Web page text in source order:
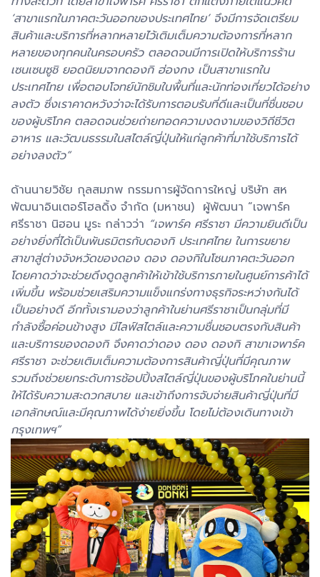
‘สาขาแรกในภาคตะวันออกของประเทศไทย’ จึงมีการจัดเตรียม
สินค้าและบริการที่หลากหลายไว้เติมเต็มความต้องการที่หลาก
หลายของทุกคนในครอบครัว ตลอดจนมีการเปิดให้บริการร้าน
เซนเซนซูชิ ยอดนิยมจากดองกิ ฮ่องกง เป็นสาขาแรกใน
ประเทศไทย เพื่อตอบโจทย์นักชิมในพื้นที่และนักท่องเที่ยวได้อย่าง
ลงตัว ซึ่งเราคาดหวังว่าจะได้รับการตอบรับที่ดีและเป็นที่ชื่นชอบ
ของผู้บริโภค ตลอดจนช่วยถ่ายทอดความงดงามของวิถีชีวิต
อาหาร และวัฒนธรรมในสไตล์ญี่ปุ่นให้แก่ลูกค้าที่มาใช้บริการได้
อย่างลงตัว”
ด้านนายวิชัย กุลสมภพ กรรมการผู้จัดการใหญ่ บริษัท สห
พัฒนาอินเตอร์โฮลดิ้ง จำกัด (มหาชน) ผู้พัฒนา “เจพาร์ค
ศรีราชา นิฮอน มูระ กล่าวว่า “เจพาร์ค ศรีราชา มีความยินดีเป็น
อย่างยิ่งที่ได้เป็นพันธมิตรกับดองกิ ประเทศไทย ในการขยาย
สาขาสู่ต่างจังหวัดของดอง ดอง ดองกิในโซนภาคตะวันออก
โดยคาดว่าจะช่วยดึงดูดลูกค้าให้เข้าใช้บริการภายในศูนย์การค้าได้
เพิ่มขึ้น พร้อมช่วยเสริมความแข็งแกร่งทางธุรกิจระหว่างกันได้
เป็นอย่างดี อีกทั้งเรามองว่าลูกค้าในย่านศรีราชาเป็นกลุ่มที่มี
กำลังซื้อค่อนข้างสูง มีไลฟ์สไตล์และความชื่นชอบตรงกับสินค้า
และบริการของดองกิ จึงคาดว่าดอง ดอง ดองกิ สาขาเจพาร์ค
ศรีราชา จะช่วยเติมเต็มความต้องการสินค้าญี่ปุ่นที่มีคุณภาพ
รวมถึงช่วยยกระดับการช้อปปิ้งสไตล์ญี่ปุ่นของผู้บริโภคในย่านนี้
ให้ได้รับความสะดวกสบาย และเข้าถึงการจับจ่ายสินค้าญี่ปุ่นที่มี
เอกลักษณ์และมีคุณภาพได้ง่ายยิ่งขึ้น โดยไม่ต้องเดินทางเข้า
กรุงเทพฯ”